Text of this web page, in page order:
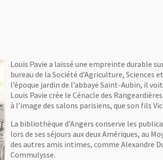
Louis Pavie a laissé une empreinte durable
bureau de la Société d’Agriculture, Sciences
l’époque jardin de l’abbaye Saint-Aubin, il
Louis Pavie crée le Cénacle des
à l’image des salons parisiens, que son fils
La bibliothèque d’Angers conserve les
lors de ses séjours aux deux Amériques, au
des autres amis intimes, comme Alexandre
Commulysse.